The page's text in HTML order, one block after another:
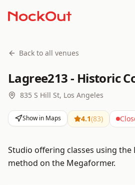
Back to all venues
Lagree213 - Historic
835 S Hill St, Los Angeles
Show in Maps 4.1(83)
Studio offering classes using the
method on the Megaformer.